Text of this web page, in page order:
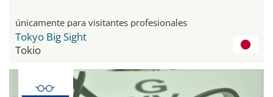
únicamente para visitantes profesionales
Tokyo Big Sight
Tokio